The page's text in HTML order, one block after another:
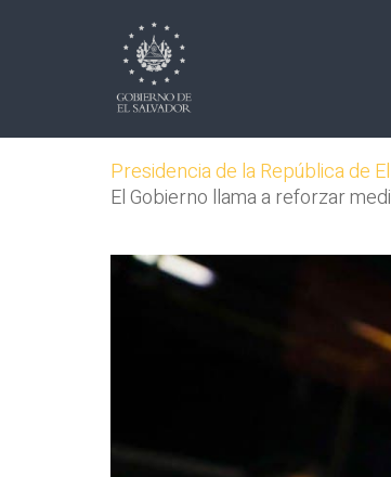
Presidencia de la República de
El Gobierno llama a reforzar